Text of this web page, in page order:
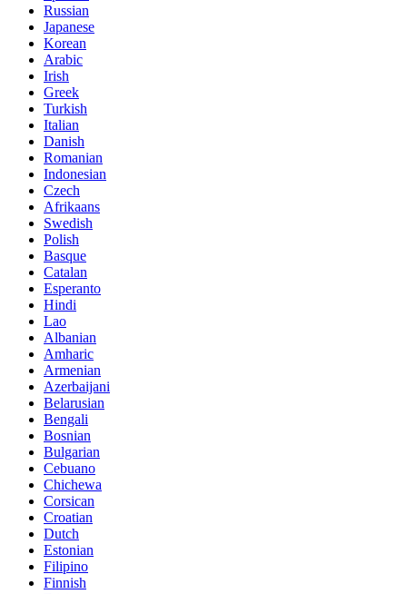
Russian
Japanese
Korean
Arabic
Irish
Greek
Turkish
Italian
Danish
Romanian
Indonesian
Czech
Afrikaans
Swedish
Polish
Basque
Catalan
Esperanto
Hindi
Lao
Albanian
Amharic
Armenian
Azerbaijani
Belarusian
Bengali
Bosnian
Bulgarian
Cebuano
Chichewa
Corsican
Croatian
Dutch
Estonian
Filipino
Finnish